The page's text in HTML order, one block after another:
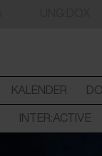
KALENDER
INTER:ACTIVE